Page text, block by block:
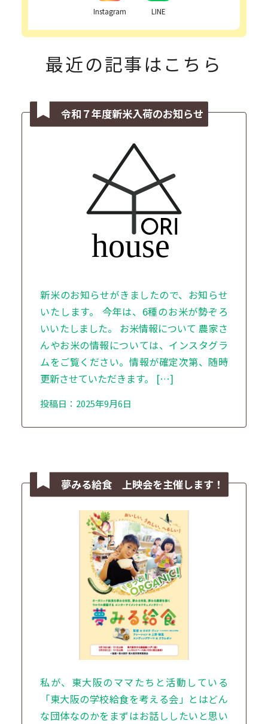
Instagram LINE
最近の記事はこちら
令和７年度新米入荷のお知らせ
新米のお知らせがきましたので、お知らせ
いたします。 今年は、6種のお米が勢ぞろ
いいたしました。 お米情報について 農家さ
んやお米の情報については、インスタグラ
ムをご覧ください。情報が確定次第、随時
更新させていただきます。 […]
投稿日：2025年9月6日
夢みる給食 上映会を主催します！
私が、東大阪のママたちと活動している
「東大阪の学校給食を考える会」とはどん
な団体なのかをまずはお話ししたいと思い